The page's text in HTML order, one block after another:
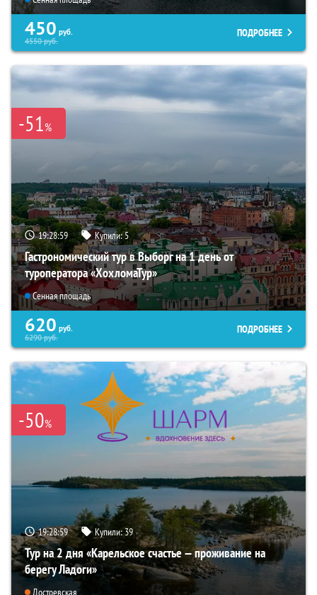
450 руб.
4550руб.
ПОДРОБНЕЕ
-51%
19:28:57 Купили:5
Гастрономический тур в Выборг на 1 день от
туроператора «ХохломаТур»
Сенная площадь
620 руб.
6290руб.
ПОДРОБНЕЕ
-50%
19:28:57 Купили:39
Тур на 2 дня «Карельское счастье — проживание на
берегу Ладоги»
Достоевская